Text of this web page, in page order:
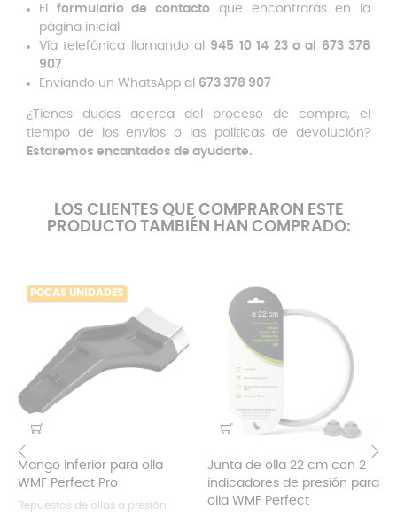
El formulario de contacto que encontrarás en la
página inicial
Vía telefónica llamando al 945 10 14 23 o al 673 378
907
Enviando un WhatsApp al 673 378 907
¿Tienes dudas acerca del proceso de compra, el
tiempo de los envíos o las políticas de devolución?
Estaremos encantados de ayudarte.
LOS CLIENTES QUE COMPRARON ESTE
PRODUCTO TAMBIÉN HAN COMPRADO:
POCAS UNIDADES
Mango inferior para olla
WMF Perfect Pro
Repuestos de ollas a presión
Junta de olla 22 cm con 2
indicadores de presión para
olla WMF Perfect
‹ ›